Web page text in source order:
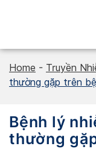
Home - Truyền
thường gặp trên
Bệnh lý
thường